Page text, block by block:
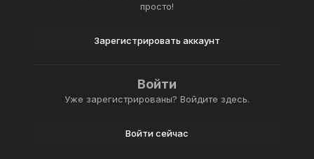
просто!
Зарегистрировать аккаунт
Войти
Уже зарегистрированы? Войдите здесь.
Войти сейчас